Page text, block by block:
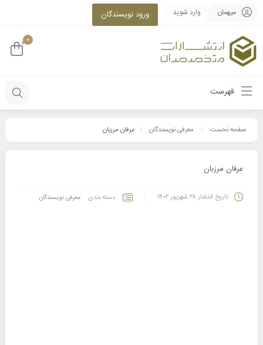
میهمان وارد شوید ورود نویسندگان
0
فهرست
صفحه نخست معرفی نویسندگان عرفان مرزبان
عرفان مرزبان
تاریخ انتشار۲۸ شهریور ۱۴۰۲ دسته بندی معرفی نویسندگان